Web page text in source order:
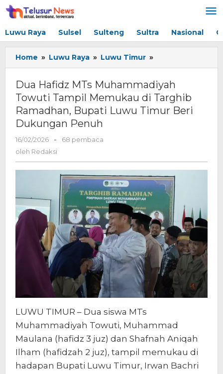
Lewati
ke
Luwu Raya Sulsel Sulteng Sultra Nasional
Home » Luwu Raya » Luwu Timur »
Hafidz
Muhammadiyah
Towuti
Tampil
Bupati
Luwu
Timur
Beri
Dukungan
Penuh
Dua Hafidz MTs Muhammadiyah
Towuti Tampil Memukau di Targhib
Ramadhan, Bupati Luwu Timur Beri
Dukungan Penuh
16/02/2026
oleh
Redaksi
-
68 pembaca
oleh Redaksi
LUWU TIMUR – Dua siswa MTs
Muhammadiyah Towuti, Muhammad
Maulana (hafidz 3 juz) dan Shafnah Aniqah
Ilham (hafidzah 2 juz), tampil memukau di
hadapan Bupati Luwu Timur, Irwan Bachri